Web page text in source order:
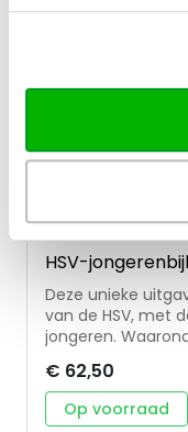
Jongbloed
HSV-
Deze unieke
van de HSV, met
jongeren.
handvatten geeft
ieder bijbelboek
illustraties. En
€ 62,50
Op voorraad